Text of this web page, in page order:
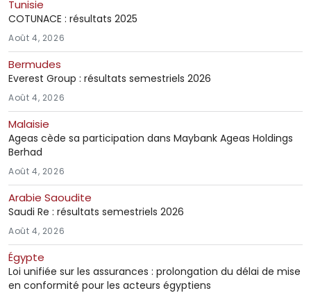
Tunisie
COTUNACE : résultats 2025
Août 4, 2026
Bermudes
Everest Group : résultats semestriels 2026
Août 4, 2026
Malaisie
Ageas cède sa participation dans Maybank Ageas Holdings
Berhad
Août 4, 2026
Arabie Saoudite
Saudi Re : résultats semestriels 2026
Août 4, 2026
Égypte
Loi unifiée sur les assurances : prolongation du délai de mise
en conformité pour les acteurs égyptiens